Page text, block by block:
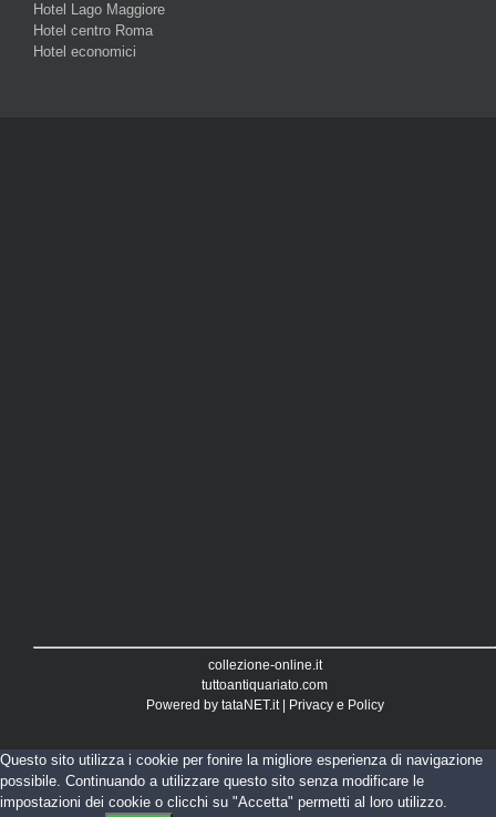
Hotel Lago Maggiore
Hotel centro Roma
Hotel economici
collezione-online.it
tuttoantiquariato.com
Powered by tataNET.it| Privacy e Policy
Questo sito utilizza i cookie per fonire la migliore esperienza di navigazione
possibile. Continuando a utilizzare questo sito senza modificare le
impostazioni dei cookie o clicchi su "Accetta" permetti al loro utilizzo.